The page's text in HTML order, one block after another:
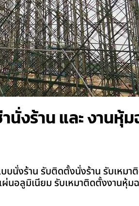
นั่งร้าน และ งานหุ้
นั่งร้าน รับติดตั้งนั่งร้าน รับเหมา
นอลูมิเนียม รับเหมาติดตั้งงานหุ้